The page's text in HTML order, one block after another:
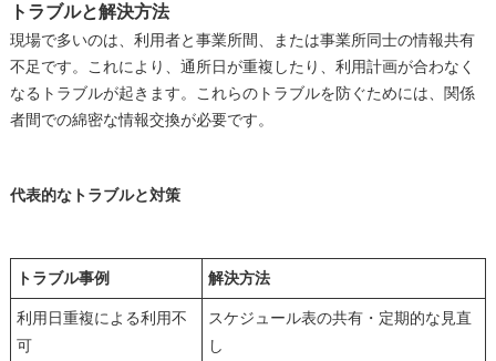
トラブルと解決方法
現場で多いのは、利用者と事業所間、または事業所同士の情報共有
不足です。これにより、通所日が重複したり、利用計画が合わなく
なるトラブルが起きます。これらのトラブルを防ぐためには、関係
者間での綿密な情報交換が必要です。
代表的なトラブルと対策
トラブル事例 解決方法
利用日重複による利用不
可
スケジュール表の共有・定期的な見直
し